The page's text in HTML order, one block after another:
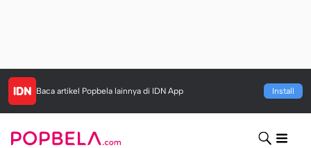
Baca artikel Popbela lainnya di IDN App Install